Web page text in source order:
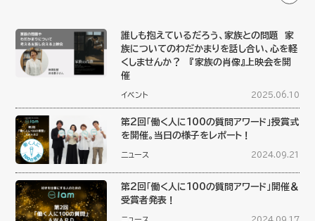
誰しも抱えているだろう、家族との問題 家
族についてのわだかまりを話し合い、心を軽
くしませんか？ 『家族の肖像』上映会を開
催
イベント 2025.06.10
第2回「働く人に100の質問アワード」授賞式
を開催。当日の様子をレポート！
ニュース 2024.09.21
第2回「働く人に100の質問アワード」開催＆
受賞者発表！
ニュース 2024.09.17